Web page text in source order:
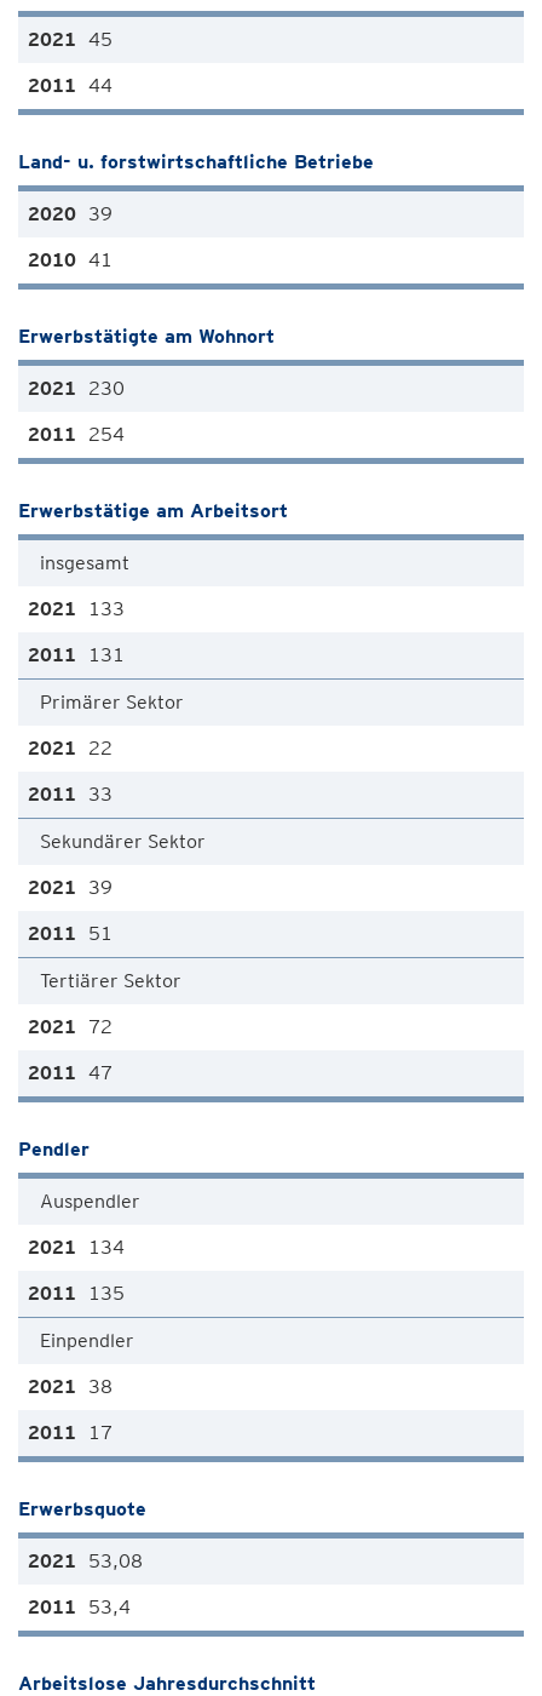
45
44
Land- u. forstwirtschaftliche Betriebe
39
41
Erwerbstätigte am Wohnort
230
254
Erwerbstätige am Arbeitsort
insgesamt
133
131
Primärer Sektor
22
33
Sekundärer Sektor
39
51
Tertiärer Sektor
72
47
Pendler
Auspendler
134
135
Einpendler
38
17
Erwerbsquote
53,08
53,4
Arbeitslose Jahresdurchschnitt